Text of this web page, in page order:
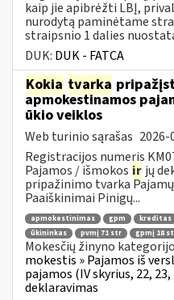
kaip jie apibrėžti LBĮ,
nurodytą paminėtame
straipsnio 1 dalies
DUK: DUK - FATCA
Kokia tvarka
apmokestinamos
ūkio veiklos
Web turinio sąrašas 2026-
Registracijos numeris
Pajamos / išmokos ir jų
pripažinimo tvarka
Paaiškinimai Pinigų...
apmokestinimas gpm kreditas
ūkininkas
pvmį 71 str gpmį 18
Mokesčių žinyno
mokestis » Pajamos iš
pajamos (IV skyrius, 22,
deklaravimas